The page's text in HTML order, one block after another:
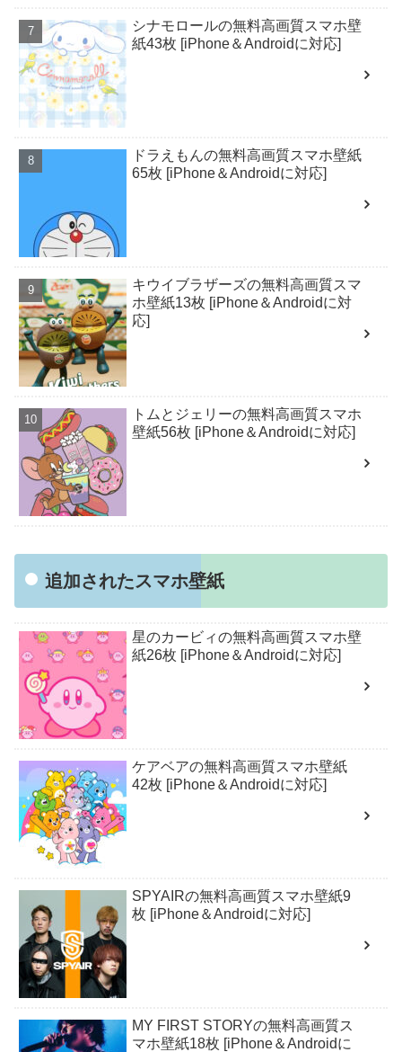
シナモロールの無料高画質スマホ壁
紙43枚 [iPhone＆Androidに対応]
ドラえもんの無料高画質スマホ壁紙
65枚 [iPhone＆Androidに対応]
キウイブラザーズの無料高画質スマ
ホ壁紙13枚 [iPhone＆Androidに対
応]
トムとジェリーの無料高画質スマホ
壁紙56枚 [iPhone＆Androidに対応]
追加されたスマホ壁紙
星のカービィの無料高画質スマホ壁
紙26枚 [iPhone＆Androidに対応]
ケアベアの無料高画質スマホ壁紙
42枚 [iPhone＆Androidに対応]
SPYAIRの無料高画質スマホ壁紙9
枚 [iPhone＆Androidに対応]
MY FIRST STORYの無料高画質ス
マホ壁紙18枚 [iPhone＆Androidに